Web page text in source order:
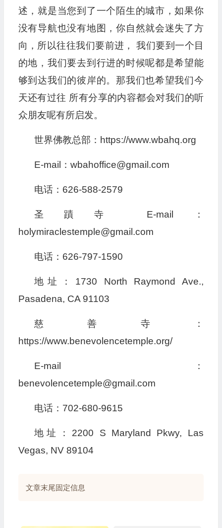
述，就是当您到了一个陌生的城市，如果你
没有导航也没有地图，你自然就会迷失了方
向，所以往往我们要前进， 我们要到一个目
的地，我们要去到行进的时候呢都是希望能
够到达我们的彼岸的。那我们也希望我们今
天还有过往 所有分享的内容都会对我们的听
众朋友呢有所启发。
世界佛教总部：https://www.wbahq.org
E-mail：wbahoffice@gmail.com
电话：626-588-2579
圣蹟寺 E-mail：
holymiraclestemple@gmail.com
电话：626-797-1590
地址：1730 North Raymond Ave.,
Pasadena, CA 91103
慈善寺：
https://www.benevolencetemple.org/
E-mail：
benevolencetemple@gmail.com
电话：702-680-9615
地址：2200 S Maryland Pkwy, Las
Vegas, NV 89104
文章末尾固定信息